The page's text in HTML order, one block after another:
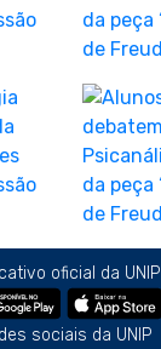
oficial da UNIP
sociais da UNIP